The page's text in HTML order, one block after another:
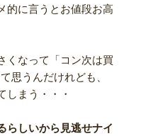
的に言うとお値段お高
くなって「コン次は買
思うんだけれども、
しまう・・・
らしいから見逃せナイ